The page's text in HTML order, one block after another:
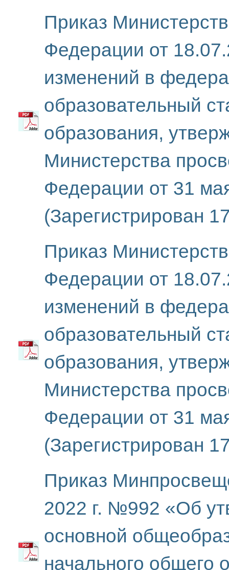
Приказ
Федерации от
изменений в
образовательный
образования,
Министерства
Федерации от 31
(Зарегистрирован
Приказ
Федерации от
изменений в
образовательный
образования,
Министерства
Федерации от 31
(Зарегистрирован
Приказ
2022 г. №992 «Об
основной
начального общего